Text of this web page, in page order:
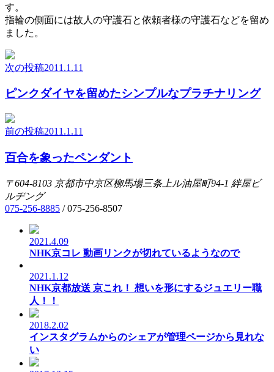
す。
指輪の側面には故人の守護石と依頼者様の守護石などを留め
ました。
次の投稿2011.1.11
ピンクダイヤを留めたシンプルなプラチナリング
前の投稿2011.1.11
百合を象ったペンダント
〒604-8103 京都市中京区柳馬場三条上ル油屋町94-1 絆屋ビ
ルヂング
075-256-8885 /075-256-8507
2021.4.09
NHK京コレ 動画リンクが切れているようなので
2021.1.12
NHK京都放送 京これ！ 想いを形にするジュエリー職
人！！
2018.2.02
インスタグラムからのシェアが管理ページから見れな
い